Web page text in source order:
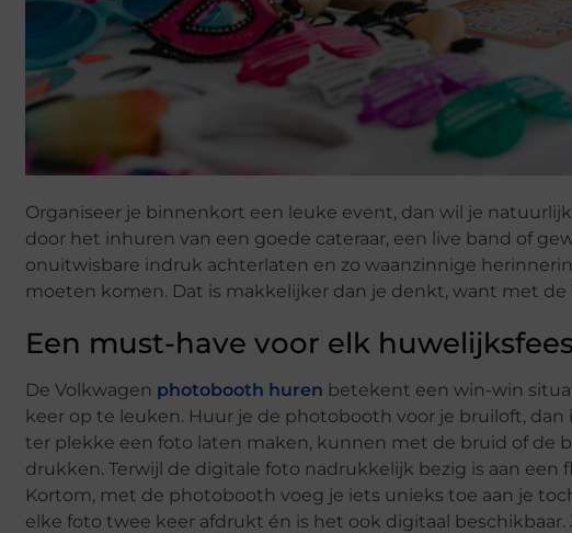
Organiseer je binnenkort een leuke event, dan wil je
door het inhuren van een goede cateraar, een live band of
onuitwisbare indruk achterlaten en zo waanzinnige
moeten komen. Dat is makkelijker dan je denkt, want met
Een must-have voor elk
De Volkwagen photobooth huren betekent een win-win
keer op te leuken. Huur je de photobooth voor je bruiloft,
ter plekke een foto laten maken, kunnen met de bruid of de
drukken. Terwijl de digitale foto nadrukkelijk bezig is aan
Kortom, met de photobooth voeg je iets unieks toe aan je
elke foto twee keer afdrukt én is het ook digitaal